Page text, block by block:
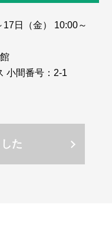
日（金） 10:00～
小間番号：2-1
た